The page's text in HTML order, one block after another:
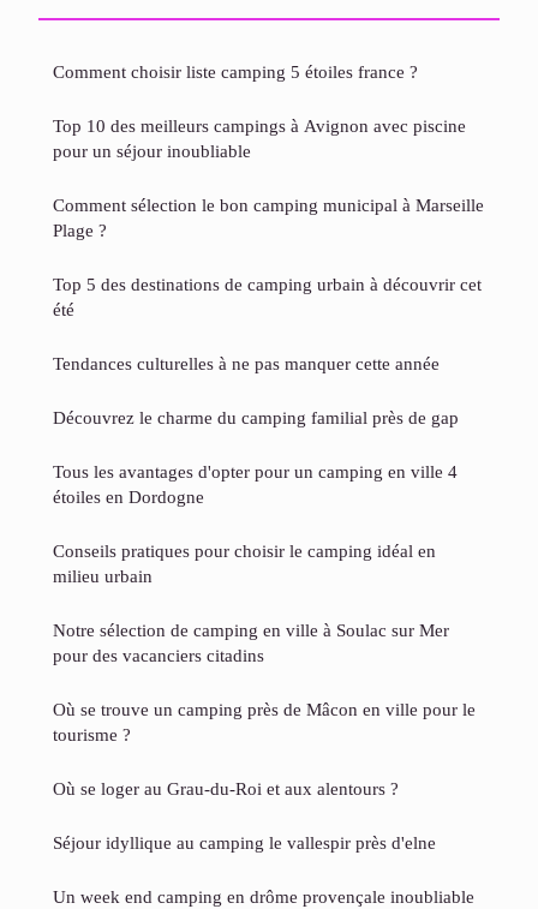
Comment choisir liste camping 5 étoiles france ?
Top 10 des meilleurs campings à Avignon avec piscine
pour un séjour inoubliable
Comment sélection le bon camping municipal à Marseille
Plage​ ?
Top 5 des destinations de camping urbain à découvrir cet
été
Tendances culturelles à ne pas manquer cette année
Découvrez le charme du camping familial près de gap
Tous les avantages d'opter pour un camping en ville 4
étoiles en Dordogne
Conseils pratiques pour choisir le camping idéal en
milieu urbain
Notre sélection de camping en ville à Soulac sur Mer
pour des vacanciers citadins
Où se trouve un camping près de Mâcon en ville pour le
tourisme ?
Où se loger au Grau-du-Roi et aux alentours ?
Séjour idyllique au camping le vallespir près d'elne
Un week end camping en drôme provençale inoubliable